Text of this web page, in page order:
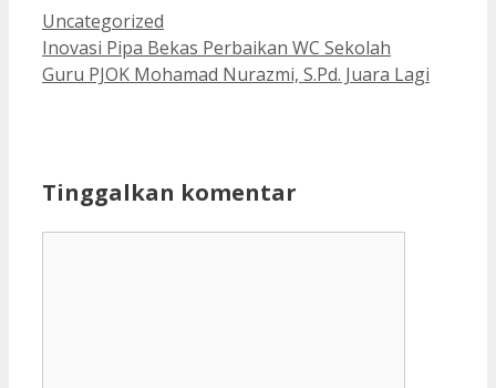
Kategori
Uncategorized
Inovasi Pipa Bekas Perbaikan WC Sekolah
Guru PJOK Mohamad Nurazmi, S.Pd. Juara Lagi
Tinggalkan komentar